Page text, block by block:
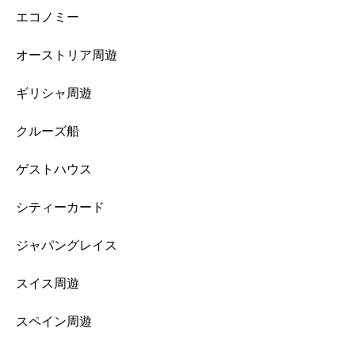
エコノミー
オーストリア周遊
ギリシャ周遊
クルーズ船
ゲストハウス
シティーカード
ジャパングレイス
スイス周遊
スペイン周遊